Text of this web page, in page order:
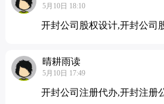
5月10日 18:10
开封公司股权设计,开封公司
晴耕雨读
5月10日 17:49
开封公司注册代办,开封注册